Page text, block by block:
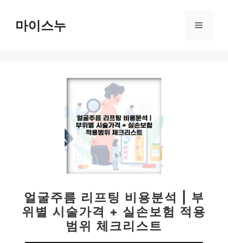
마이스누 메
얼굴주름 리프팅 비용분석 | 부
위별 시술가격 + 실손보험 적용
범위 체크리스트